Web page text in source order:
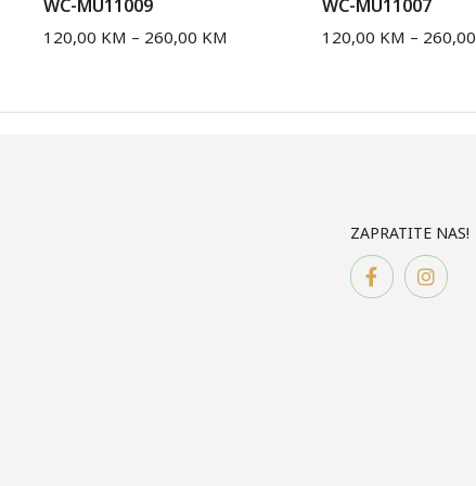
WC-MU11009
120,00 KM – 260,00 KM
WC-MU11007
120,00 KM – 260,00
ZAPRATITE NAS!